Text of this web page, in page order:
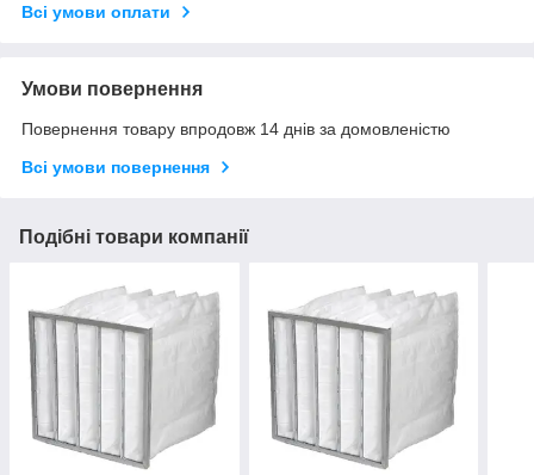
Всі умови оплати
Умови повернення
Повернення товару впродовж 14 днів за домовленістю
Всі умови повернення
Подібні товари компанії